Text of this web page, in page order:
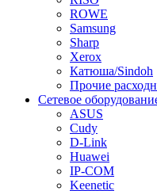
ROWE
Samsung
Sharp
Xerox
Катюша/Sindoh
Прочие
Сетевое
ASUS
Cudy
D-Link
Huawei
IP-COM
Keenetic